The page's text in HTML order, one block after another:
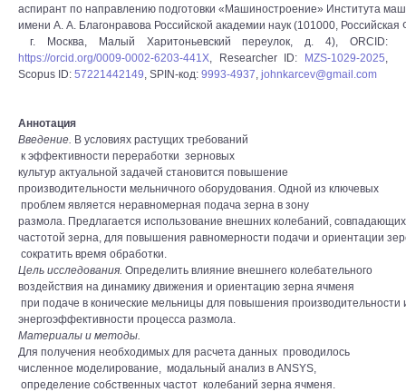
аспирант по направлению подготовки «Машиностроение» Института
имени А. А. Благонравова Российской академии наук (101000,
г. Москва, Малый Харитоньевский переулок, д. 4), ORCID:
https://orcid.org/0009-0002-6203-441X, Researcher ID: MZS-1029-2025,
Scopus ID: 57221442149, SPIN-код: 9993-4937, johnkarcev@gmail.com
Аннотация
Введение. В условиях растущих требований
к эффективности переработки зерновых
культур актуальной задачей становится повышение
производительности мельничного оборудования. Одной из ключевых
проблем является неравномерная подача зерна в зону
размола. Предлагается использование внешних колебаний,
частотой зерна, для повышения равномерности подачи и ориентации
сократить время обработки.
Цель исследования. Определить влияние внешнего колебательного
воздействия на динамику движения и ориентацию зерна ячменя
при подаче в конические мельницы для повышения производительности
энергоэффективности процесса размола.
Материалы и методы.
Для получения необходимых для расчета данных проводилось
численное моделирование, модальный анализ в ANSYS,
определение собственных частот колебаний зерна ячменя.